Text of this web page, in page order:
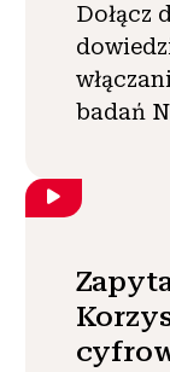
Dołącz
badań